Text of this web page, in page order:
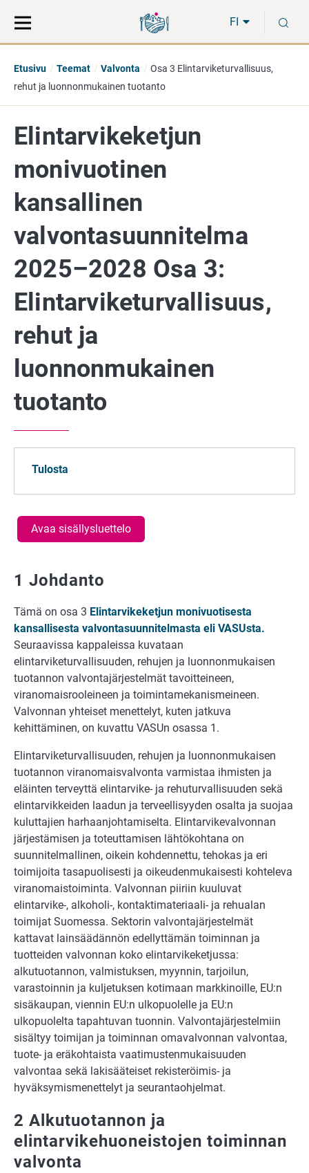
suoraan
sisältöön
koko
sivuston
FI
Etusivu Teemat Valvonta
Osa 3 Elintarviketurvallisuus,
rehut ja luonnonmukainen tuotanto
Elintarvikeketjun
monivuotinen
kansallinen
valvontasuunnitelma
2025–2028 Osa 3:
Elintarviketurvallisuus,
rehut ja
luonnonmukainen
tuotanto
Tulosta
Avaa sisällysluettelo
1 Johdanto
Tämä on osa 3 Elintarvikeketjun monivuotisesta
kansallisesta valvontasuunnitelmasta eli VASUsta.
Seuraavissa kappaleissa kuvataan
elintarviketurvallisuuden, rehujen ja luonnonmukaisen
tuotannon valvontajärjestelmät tavoitteineen,
viranomaisrooleineen ja toimintamekanismeineen.
Valvonnan yhteiset menettelyt, kuten jatkuva
kehittäminen, on kuvattu VASUn osassa 1.
Elintarviketurvallisuuden, rehujen ja luonnonmukaisen
tuotannon viranomaisvalvonta varmistaa ihmisten ja
eläinten terveyttä elintarvike- ja rehuturvallisuuden sekä
elintarvikkeiden laadun ja terveellisyyden osalta ja suojaa
kuluttajien harhaanjohtamiselta. Elintarvikevalvonnan
järjestämisen ja toteuttamisen lähtökohtana on
suunnitelmallinen, oikein kohdennettu, tehokas ja eri
toimijoita tasapuolisesti ja oikeudenmukaisesti kohteleva
viranomaistoiminta. Valvonnan piiriin kuuluvat
elintarvike-, alkoholi-, kontaktimateriaali- ja rehualan
toimijat Suomessa. Sektorin valvontajärjestelmät
kattavat lainsäädännön edellyttämän toiminnan ja
tuotteiden valvonnan koko elintarvikeketjussa:
alkutuotannon, valmistuksen, myynnin, tarjoilun,
varastoinnin ja kuljetuksen kotimaan markkinoille, EU:n
sisäkaupan, viennin EU:n ulkopuolelle ja EU:n
ulkopuolelta tapahtuvan tuonnin. Valvontajärjestelmiin
sisältyy toimijan ja toiminnan omavalvonnan valvontaa,
tuote- ja eräkohtaista vaatimustenmukaisuuden
valvontaa sekä lakisääteiset rekisteröimis- ja
hyväksymismenettelyt ja seurantaohjelmat.
2 Alkutuotannon ja
elintarvikehuoneistojen toiminnan
valvonta